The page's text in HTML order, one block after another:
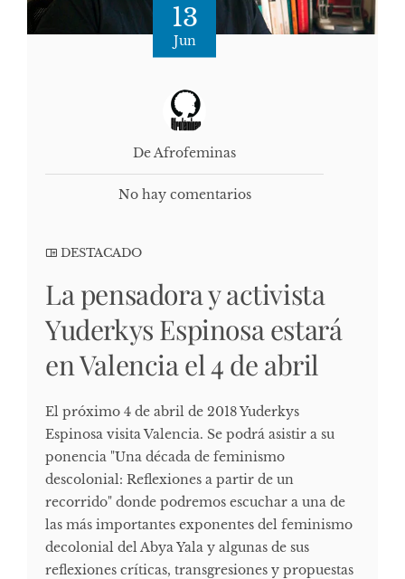
13
Jun
De Afrofeminas
No hay comentarios
DESTACADO
La pensadora y activista
Yuderkys Espinosa estará
en Valencia el 4 de abril
El próximo 4 de abril de 2018 Yuderkys
Espinosa visita Valencia. Se podrá asistir a su
ponencia "Una década de feminismo
descolonial: Reflexiones a partir de un
recorrido" donde podremos escuchar a una de
las más importantes exponentes del feminismo
decolonial del Abya Yala y algunas de sus
reflexiones críticas, transgresiones y propuestas